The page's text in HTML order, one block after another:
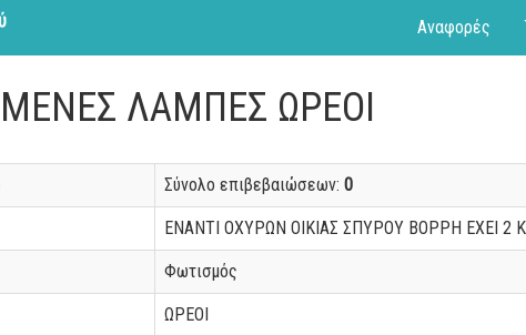
Αναφορές
ΛΑΜΠΕΣ ΩΡΕΟΙ
Σύνολο επιβεβαιώσεων: 0
ΕΝΑΝΤΙ ΟΧΥΡΩΝ ΟΙΚΙΑΣ ΣΠΥΡΟΥ ΒΟΡΡΗ ΕΧΕΙ 2
Φωτισμός
ΩΡΕΟΙ